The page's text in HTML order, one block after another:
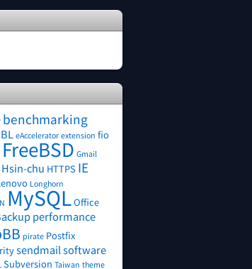
benchmarking
eAccelerator extension fio
FreeBSD Gmail
Hsin-chu HTTPS IE
Longhorn
MySQLOffice
performance
pirate Postfix
sendmailsoftware
Subversion Taiwan theme